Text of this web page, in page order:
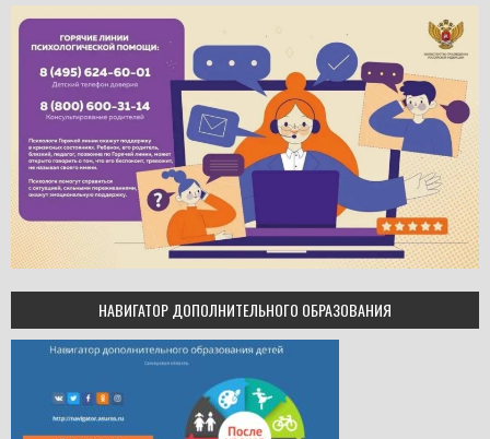
НАВИГАТОР ДОПОЛНИТЕЛЬНОГО ОБРАЗОВАНИЯ